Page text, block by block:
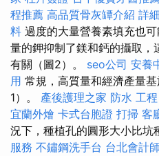
程推薦 高品質骨灰罈介紹 詳
料 過度的大量營養素填充也
量的鉀抑制了鎂和鈣的攝取
有關（圖2）。 seo公司 安養
用 常規，高質量和經濟產量
1）。 產後護理之家 防水 工程
宜蘭外燴 卡式台胞證 打掃 客
況下，種植孔的圓形大小比坑
服務 不鏽鋼洗手台 台北會計師